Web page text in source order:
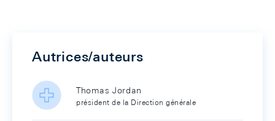
Autrices/auteurs
Thomas Jordan
président de la Direction générale